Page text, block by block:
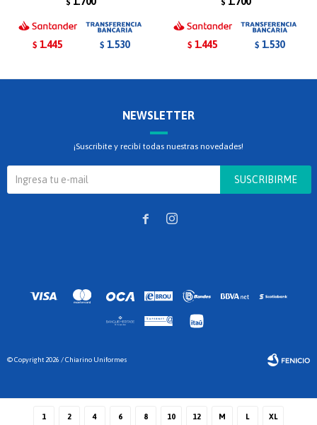
1 2 4 6 8 10 12 M L XL
$
$ 1.445 $ 1.530
$
$ 1.445 $ 1.530
NEWSLETTER
¡Suscribite y recibí todas nuestras novedades!
SUSCRIBIRME
 
© Copyright 2026 / Chiarino Uniformes